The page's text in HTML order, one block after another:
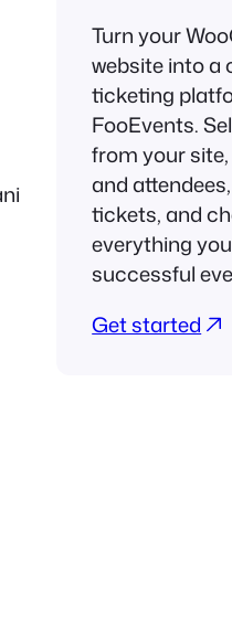
Turn your
website into a
ticketing
FooEvents.
from your
and
tickets, and
everything
successful
Get started